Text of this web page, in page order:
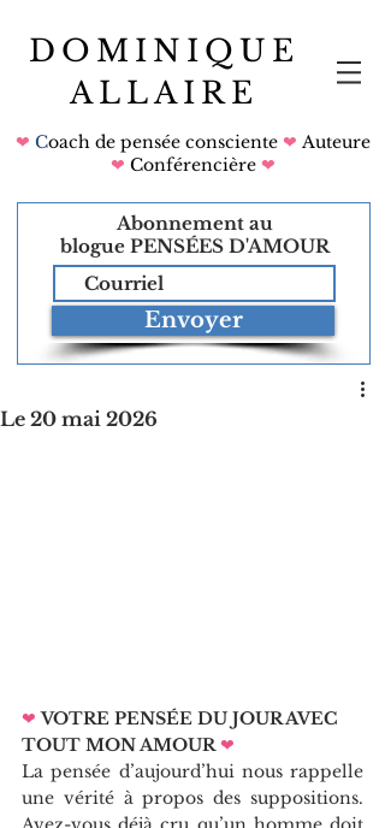
DOMINIQUE
ALLAIRE
❤ Coach de pensée consciente ❤ Auteure
❤ Conférencière ❤
Abonnement au
blogue PENSÉES D'AMOUR
Envoyer
Le 20 mai 2026
❤ VOTRE PENSÉE DU JOUR AVEC
TOUT MON AMOUR ❤
La pensée d’aujourd’hui nous rappelle
une vérité à propos des suppositions.